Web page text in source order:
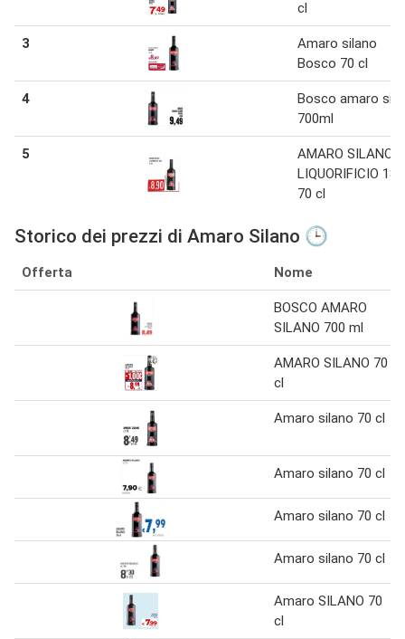
cl
3
Amaro silano
Bosco 70 cl
4
Bosco amaro
700ml
5
AMARO SILANO
LIQUORIFICIO
70 cl
Storico dei prezzi di Amaro Silano 🕒
Offerta Nome
BOSCO AMARO
SILANO 700 ml
AMARO SILANO 70
cl
Amaro silano 70 cl
Amaro silano 70 cl
Amaro silano 70 cl
Amaro silano 70 cl
Amaro SILANO 70
cl